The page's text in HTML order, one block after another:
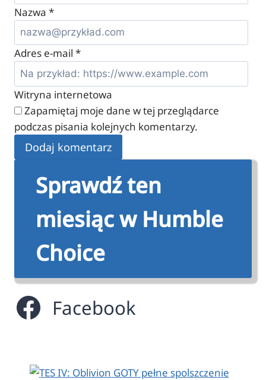
Nazwa *
Adres e-mail *
Witryna internetowa
Zapamiętaj moje dane w tej przeglądarce
podczas pisania kolejnych komentarzy.
Sprawdź ten
miesiąc w Humble
Choice
Facebook